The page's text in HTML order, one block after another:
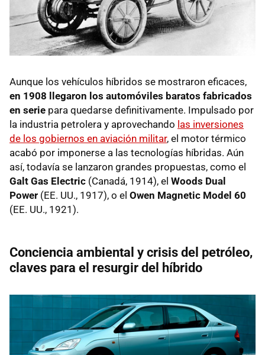
Aunque los vehículos híbridos se mostraron eficaces,
en 1908 llegaron los automóviles baratos fabricados
en serie para quedarse definitivamente. Impulsado por
la industria petrolera y aprovechando las inversiones
de los gobiernos en aviación militar, el motor térmico
acabó por imponerse a las tecnologías híbridas. Aún
así, todavía se lanzaron grandes propuestas, como el
Galt Gas Electric (Canadá, 1914), el Woods Dual
Power (EE. UU., 1917), o el Owen Magnetic Model 60
(EE. UU., 1921).
Conciencia ambiental y crisis del petróleo,
claves para el resurgir del híbrido